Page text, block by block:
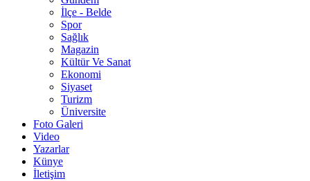
İlçe - Belde
Spor
Sağlık
Magazin
Kültür Ve Sanat
Ekonomi
Siyaset
Turizm
Üniversite
Foto Galeri
Video
Yazarlar
Künye
İletişim